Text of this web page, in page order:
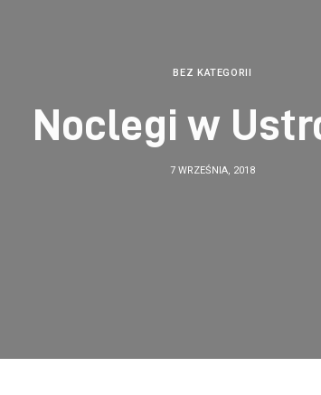
BEZ KATEGORII
Noclegi w
7 WRZEŚNIA, 2018